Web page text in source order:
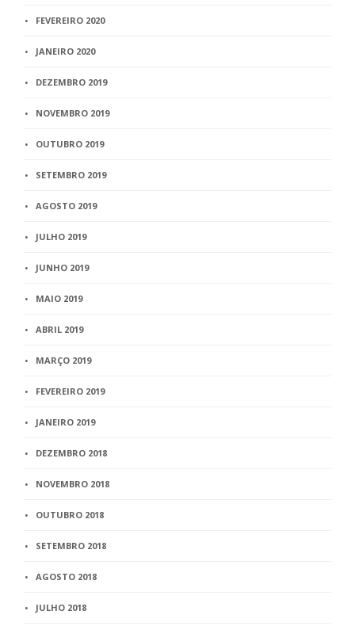
FEVEREIRO 2020
JANEIRO 2020
DEZEMBRO 2019
NOVEMBRO 2019
OUTUBRO 2019
SETEMBRO 2019
AGOSTO 2019
JULHO 2019
JUNHO 2019
MAIO 2019
ABRIL 2019
MARÇO 2019
FEVEREIRO 2019
JANEIRO 2019
DEZEMBRO 2018
NOVEMBRO 2018
OUTUBRO 2018
SETEMBRO 2018
AGOSTO 2018
JULHO 2018